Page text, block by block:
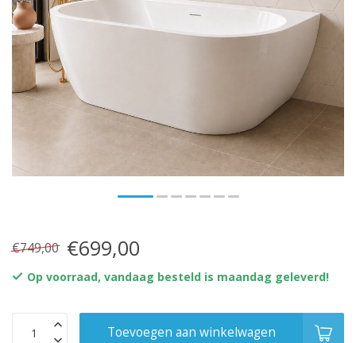
€749,00 €699,00
Op voorraad, vandaag besteld is maandag geleverd!
Toevoegen aan winkelwagen